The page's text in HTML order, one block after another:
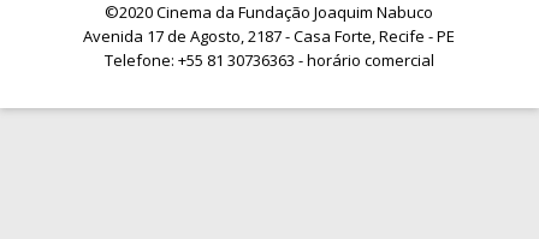
©2020 Cinema da Fundação Joaquim Nabuco
Avenida 17 de Agosto, 2187 - Casa Forte, Recife - PE
Telefone: +55 81 30736363 - horário comercial